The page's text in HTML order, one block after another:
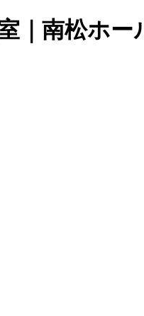
｜南松ホー